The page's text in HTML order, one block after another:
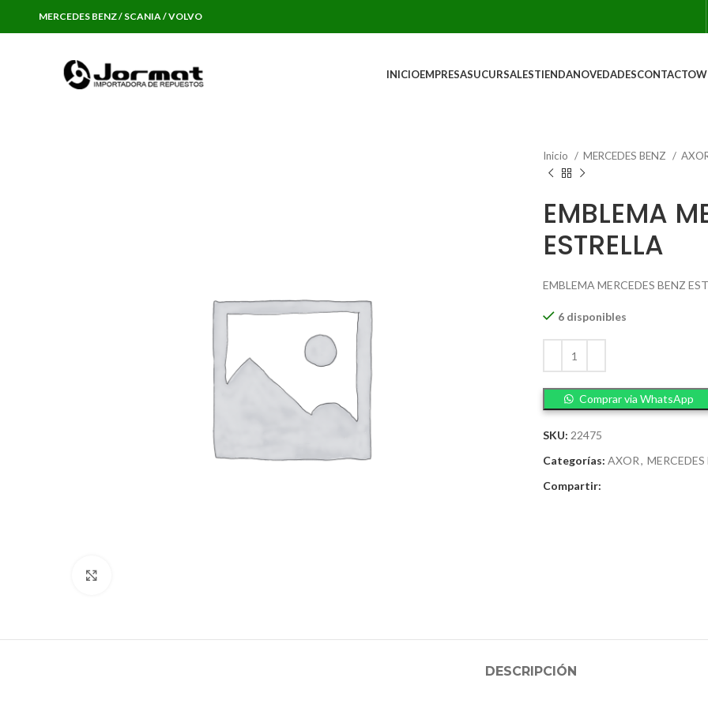
MERCEDES BENZ / SCANIA / VOLVO
INICIOEMPRESASUCURSALESTIENDANOVEDADESCONTACTO
Inicio MERCEDES BENZ
EMBLEMA
ESTRELLA
EMBLEMA MERCEDES BENZ
6 disponibles
Comprar via WhatsApp
SKU: 22475
Categorías: AXOR,
Compartir:
DESCRIPCIÓN